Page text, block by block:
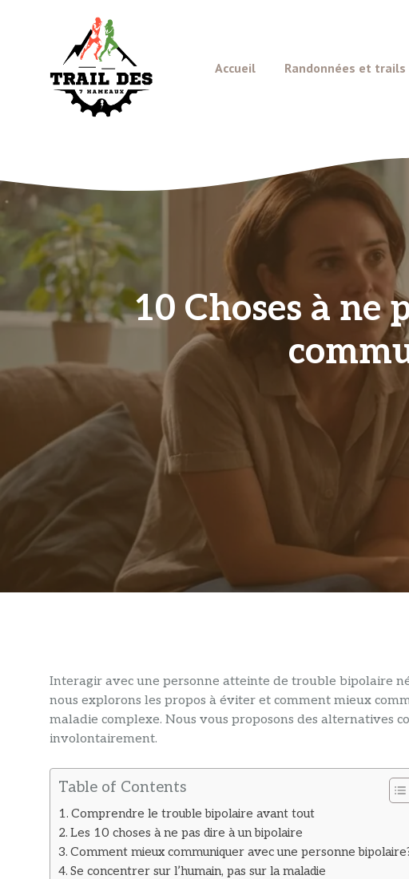
Accueil Randonnées et trails
10 Choses à ne
Interagir avec une personne atteinte de trouble bipolaire
nous explorons les propos à éviter et comment mieux
maladie complexe. Nous vous proposons des alternatives
involontairement.
Table of Contents
Comprendre le trouble bipolaire avant tout
Les 10 choses à ne pas dire à un bipolaire
Comment mieux communiquer avec une personne
Se concentrer sur l’humain, pas sur la maladie